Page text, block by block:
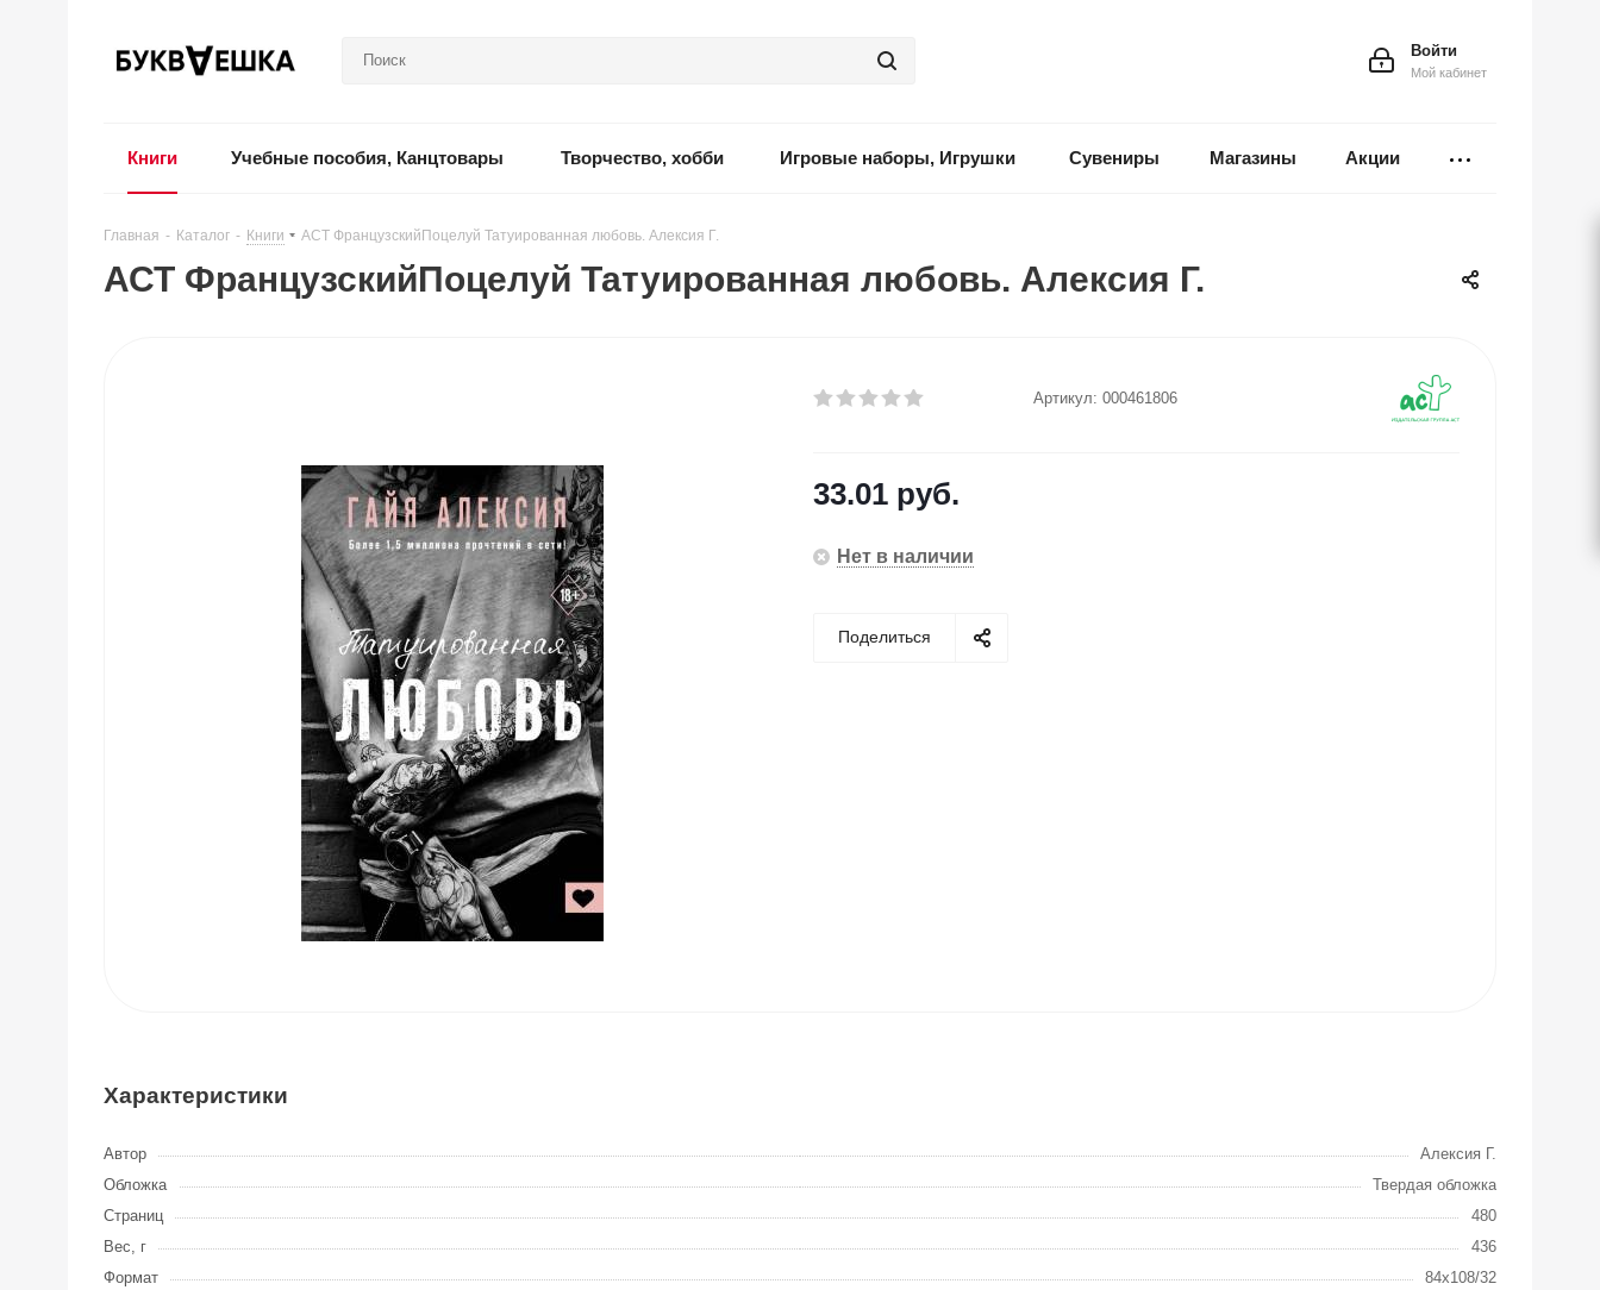
Войти
Мой кабинет
Книги Учебные пособия, Канцтовары Творчество, хобби Игровые наборы, Игрушки Сувениры Магазины Акции
Главная - Каталог - Книги - АСТ ФранцузскийПоцелуй Татуированная любовь. Алексия Г.
АСТ ФранцузскийПоцелуй Татуированная любовь. Алексия Г.
Артикул: 000461806
33.01 руб.
Нет в наличии
Поделиться
Характеристики
Автор
Алексия Г.
Обложка
Твердая обложка
Страниц
480
Вес, г
436
Формат
84x108/32